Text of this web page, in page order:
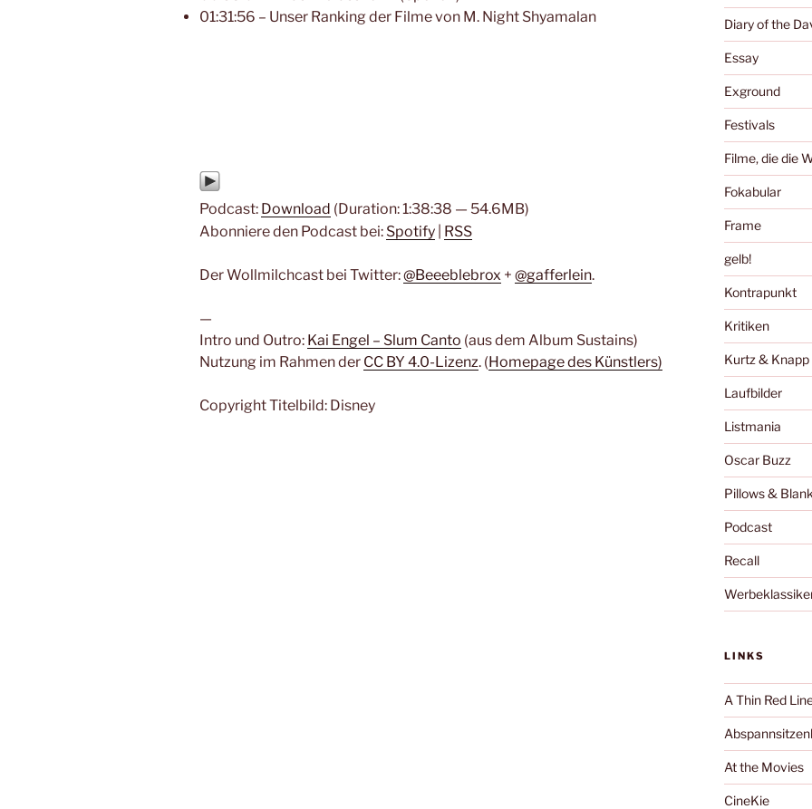
01:31:56 – Unser Ranking der Filme von M. Night Shyamalan
Podcast: Download (Duration: 1:38:38 — 54.6MB)
Abonniere den Podcast bei: Spotify RSS
Der Wollmilchcast bei Twitter:@Beeeblebrox + @gafferlein.
—
Intro und Outro: Kai Engel – Slum Canto (aus dem Album Sustains)
Nutzung im Rahmen der CC BY 4.0-Lizenz. (Homepage des Künstlers)
Copyright Titelbild: Disney
Diary of the
Essay
Exground
Festivals
Filme, die die
Fokabular
Frame
gelb!
Kontrapunkt
Kritiken
Kurtz & Knapp
Laufbilder
Listmania
Oscar Buzz
Pillows &
Podcast
Recall
LINKS
A Thin Red
At the Movies
CineKie